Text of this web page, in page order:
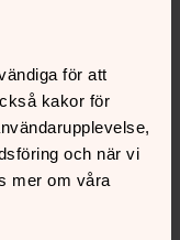
för att
kakor för
och när vi
mer om våra